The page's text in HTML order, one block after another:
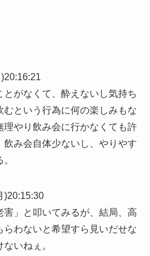
がなくて、酔えないし気持ち
むという行為に何の楽しみもな
理やり飲み会に行かなくても許
飲み会自体少ないし、やりやす
)20:15:30
害」と叩いてみるが、結局、高
わないと希望すら見いだせな
いねぇ。